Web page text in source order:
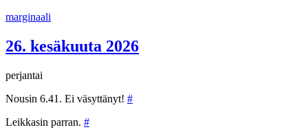
Siirry
marginaali
26. kesäkuuta 2026
perjantai
Nousin 6.41. Ei väsyttänyt! #
Leikkasin parran. #